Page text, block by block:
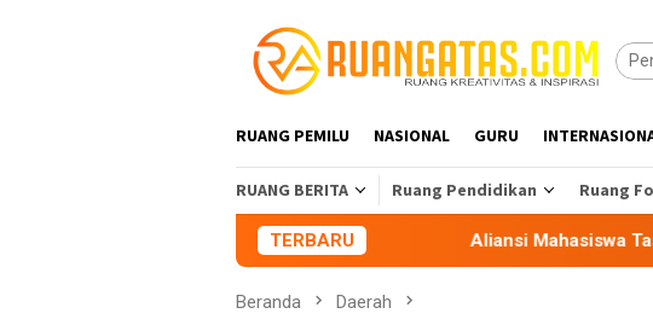
RUANG PEMILU NASIONAL GURU
RUANG BERITA Ruang Pendidikan Ruang
TERBARUAliansi Mahasiswa Tasikmalaya
Beranda Daerah